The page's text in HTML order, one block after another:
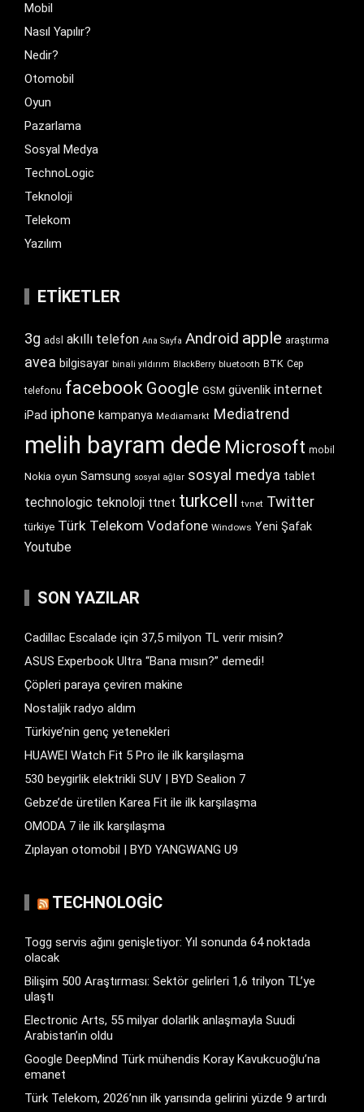
Mobil
Nasıl Yapılır?
Nedir?
Otomobil
Oyun
Pazarlama
Sosyal Medya
TechnoLogic
Teknoloji
Telekom
Yazılım
ETIKETLER
3g adsl akıllı telefon Ana Sayfa Android apple araştırma
avea bilgisayar binali yıldırım BlackBerry bluetooth BTK Cep
telefonu facebook Google GSM güvenlik internet
iPad iphone kampanya Mediamarkt Mediatrend
melih bayram dede Microsoft mobil
Nokia oyun Samsung sosyal ağlar sosyal medya tablet
technologic teknoloji ttnet turkcell tvnet Twitter
türkiye Türk Telekom Vodafone Windows Yeni Şafak
Youtube
SON YAZILAR
Cadillac Escalade için 37,5 milyon TL verir misin?
ASUS Experbook Ultra “Bana mısın?” demedi!
Çöpleri paraya çeviren makine
Nostaljik radyo aldım
Türkiye’nin genç yetenekleri
HUAWEI Watch Fit 5 Pro ile ilk karşılaşma
530 beygirlik elektrikli SUV | BYD Sealion 7
Gebze’de üretilen Karea Fit ile ilk karşılaşma
OMODA 7 ile ilk karşılaşma
Zıplayan otomobil | BYD YANGWANG U9
TECHNOLOGIC
Togg servis ağını genişletiyor: Yıl sonunda 64 noktada
olacak
Bilişim 500 Araştırması: Sektör gelirleri 1,6 trilyon TL’ye
ulaştı
Electronic Arts, 55 milyar dolarlık anlaşmayla Suudi
Arabistan’ın oldu
Google DeepMind Türk mühendis Koray Kavukcuoğlu’na
emanet
Türk Telekom, 2026’nın ilk yarısında gelirini yüzde 9 artırdı